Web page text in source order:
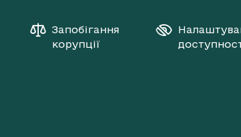
Запобігання
корупції